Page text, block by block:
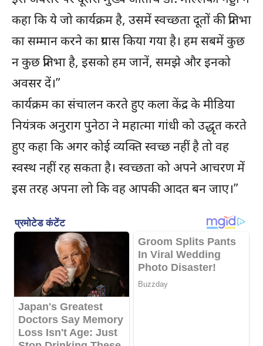
कहा कि ये जो कार्यक्रम है, उसमें स्वच्छता दूतों की प्रतिभा
का सम्मान करने का प्रयास किया गया है। हम सबमें कुछ
न कुछ प्रतिभा है, इसको हम जानें, समझे और इनको
अवसर दें।”
कार्यक्रम का संचालन करते हुए कला केंद्र के मीडिया
नियंत्रक अनुराग पुनेठा ने महात्मा गांधी को उद्धृत करते
हुए कहा कि अगर कोई व्यक्ति स्वच्छ नहीं है तो वह
स्वस्थ नहीं रह सकता है। स्वच्छता को अपने आचरण में
इस तरह अपना लो कि वह आपकी आदत बन जाए।”